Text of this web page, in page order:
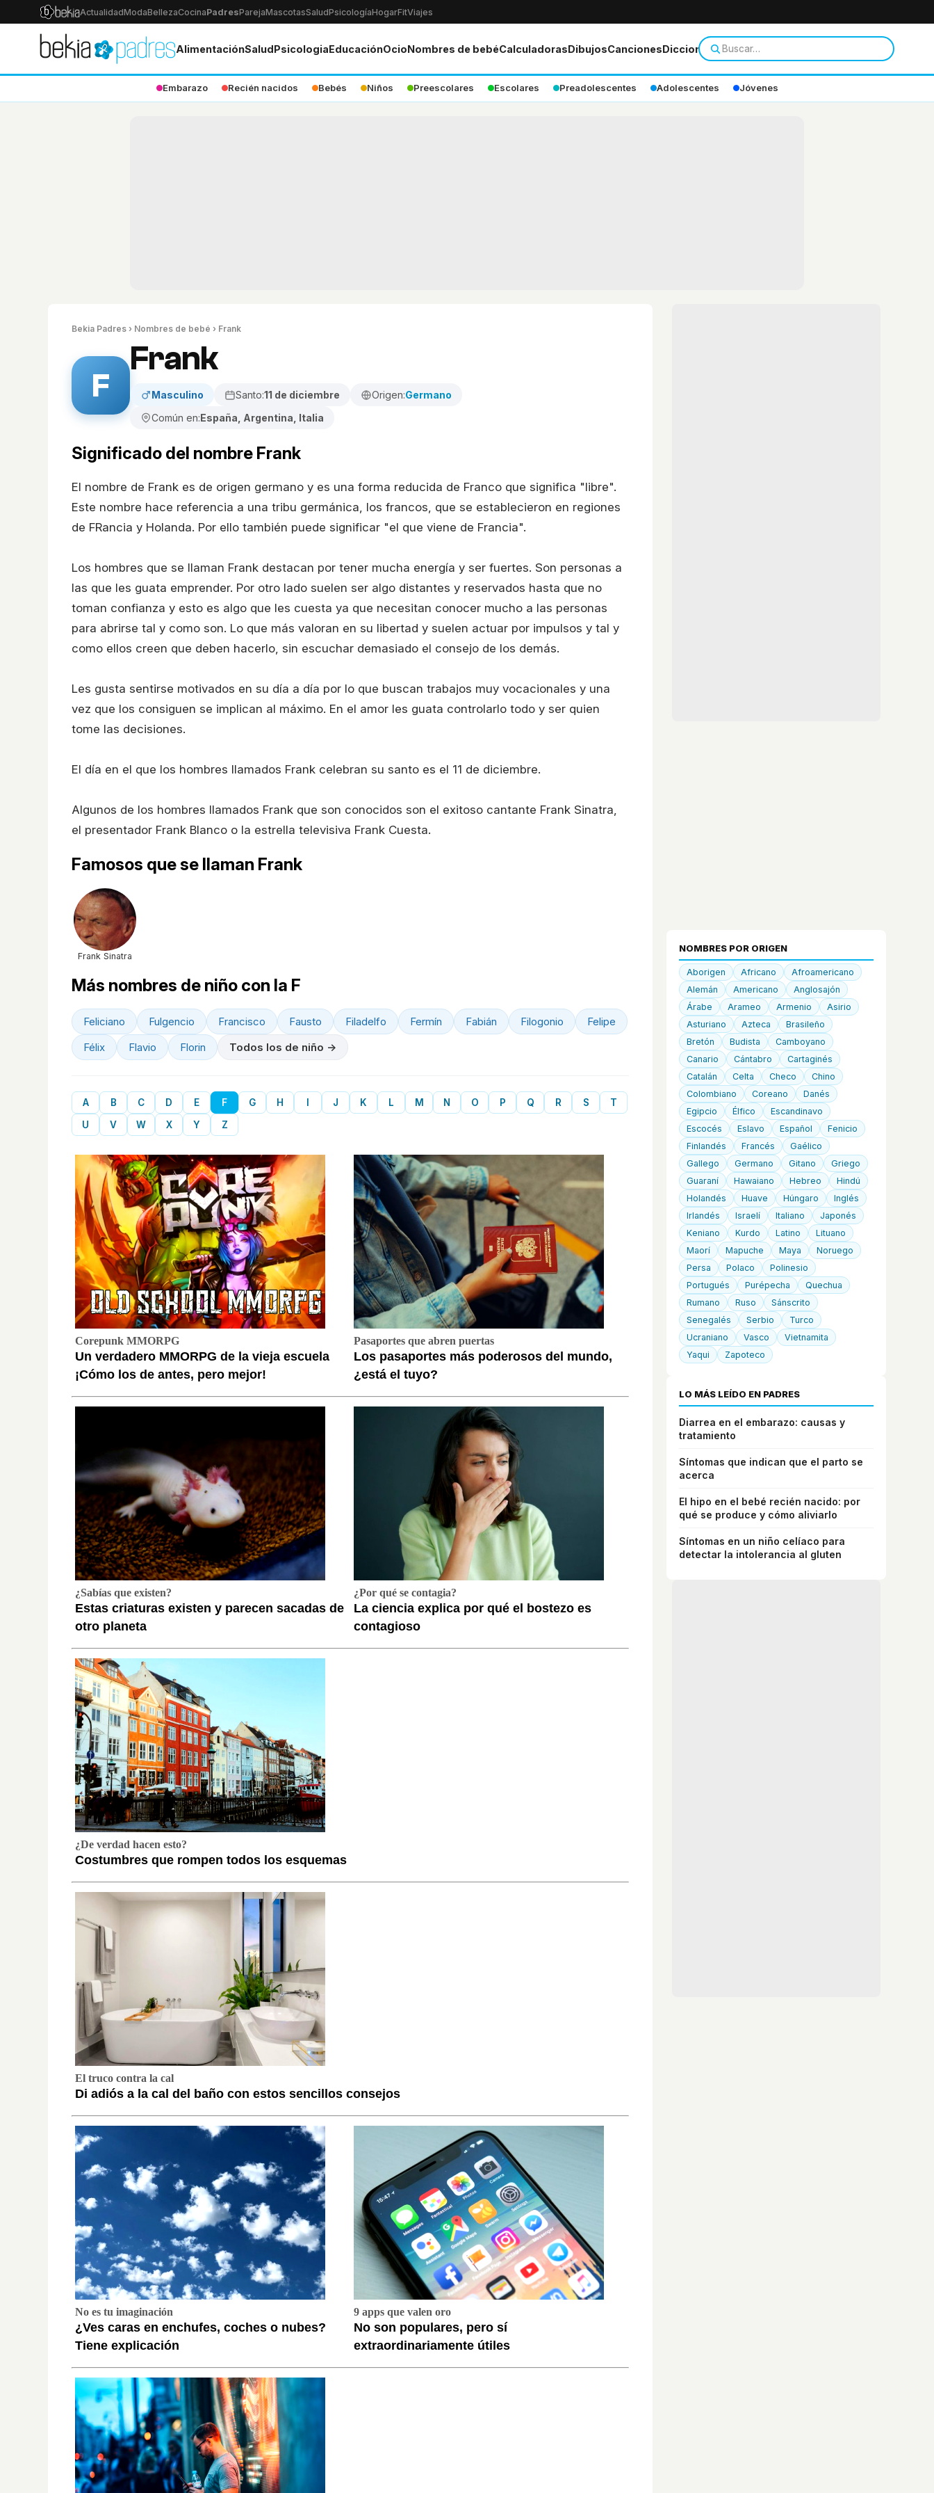
ActualidadModaBellezaCocinaPadresParejaMascotasSaludPsicologíaHogarFitViajes
AlimentaciónSaludPsicologiaEducaciónOcioNombres de bebéCalculadorasDibujosCancionesDiccionario
Embarazo Recién nacidos Bebés Niños Preescolares Escolares Preadolescentes Adolescentes Jóvenes
Bekia Padres › Nombres de bebé › Frank
F
Frank
Masculino Santo:11 de diciembre Origen:Germano
Común en:España, Argentina, Italia
Significado del nombre Frank
El nombre de Frank es de origen germano y es una forma reducida de Franco que significa "libre".
Este nombre hace referencia a una tribu germánica, los francos, que se establecieron en regiones
de FRancia y Holanda. Por ello también puede significar "el que viene de Francia".
Los hombres que se llaman Frank destacan por tener mucha energía y ser fuertes. Son personas a
las que les guata emprender. Por otro lado suelen ser algo distantes y reservados hasta que no
toman confianza y esto es algo que les cuesta ya que necesitan conocer mucho a las personas
para abrirse tal y como son. Lo que más valoran en su libertad y suelen actuar por impulsos y tal y
como ellos creen que deben hacerlo, sin escuchar demasiado el consejo de los demás.
Les gusta sentirse motivados en su día a día por lo que buscan trabajos muy vocacionales y una
vez que los consiguen se implican al máximo. En el amor les guata controlarlo todo y ser quien
tome las decisiones.
El día en el que los hombres llamados Frank celebran su santo es el 11 de diciembre.
Algunos de los hombres llamados Frank que son conocidos son el exitoso cantante Frank Sinatra,
el presentador Frank Blanco o la estrella televisiva Frank Cuesta.
Famosos que se llaman Frank
Frank Sinatra
Más nombres de niño con la F
Feliciano Fulgencio Francisco Fausto Filadelfo Fermín Fabián Filogonio
Felipe
Félix
Flavio Florin Todos los de niño →
A B C D E F G H J K L M N O P Q R S
T
U
V W X Y Z
Corepunk MMORPG
Un verdadero MMORPG de la vieja escuela
¡Cómo los de antes, pero mejor!
Pasaportes que abren puertas
Los pasaportes más poderosos del mundo,
¿está el tuyo?
¿Sabías que existen?
Estas criaturas existen y parecen sacadas de
otro planeta
¿Por qué se contagia?
La ciencia explica por qué el bostezo es
contagioso
¿De verdad hacen esto?
Costumbres que rompen todos los esquemas
El truco contra la cal
Di adiós a la cal del baño con estos sencillos consejos
No es tu imaginación
¿Ves caras en enchufes, coches o nubes?
Tiene explicación
9 apps que valen oro
No son populares, pero sí
extraordinariamente útiles
NOMBRES POR ORIGEN
Aborigen Africano
Afroamericano
Alemán
Americano
Anglosajón
Árabe
Arameo Armenio
Asirio
Asturiano
Azteca
Brasileño
Bretón
Budista
Camboyano
Canario
Cántabro
Cartaginés
Catalán
Celta Checo
Chino
Colombiano
Coreano
Danés
Egipcio
Élfico
Escandinavo
Escocés
Eslavo Español
Fenicio
Finlandés
Francés
Gaélico
Gallego
Germano Gitano
Griego
Guaraní
Hawaiano Hebreo
Hindú
Holandés
Huave Húngaro
Inglés
Irlandés
Israelí Italiano
Japonés
Keniano
Kurdo Latino
Lituano
Maorí
Mapuche Maya
Noruego
Persa
Polaco
Polinesio
Portugués
Purépecha
Quechua
Rumano
Ruso
Sánscrito
Senegalés
Serbio
Turco
Ucraniano
Vasco
Vietnamita
Yaqui
Zapoteco
LO MÁS LEÍDO EN PADRES
Diarrea en el embarazo: causas y
tratamiento
Síntomas que indican que el parto se
acerca
El hipo en el bebé recién nacido: por
qué se produce y cómo aliviarlo
Síntomas en un niño celíaco para
detectar la intolerancia al gluten